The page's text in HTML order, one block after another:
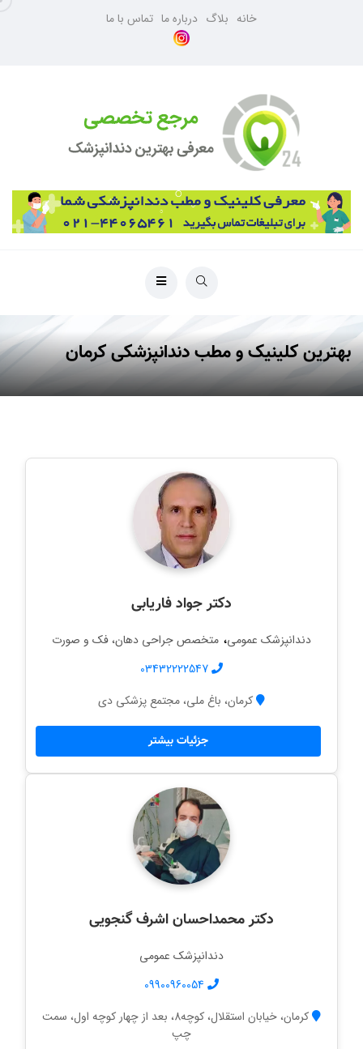
خانه بلاگ درباره ما تماس با ما
بهترین کلینیک و مطب دندانپزشکی کرمان
دکتر جواد فاریابی
دندانپزشک عمومی، متخصص جراحی دهان، فک و صورت
03432222547
کرمان، باغ ملی، مجتمع پزشکی دی
جزئیات بیشتر
دکتر محمداحسان اشرف گنجویی
دندانپزشک عمومی
09900960054
کرمان، خیابان استقلال، کوچه8، بعد از چهار کوچه اول، سمت
چپ